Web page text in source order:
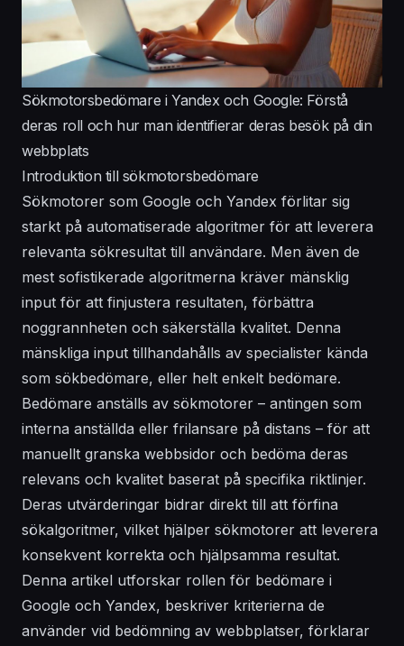
Sökmotorsbedömare i Yandex och Google: Förstå
deras roll och hur man identifierar deras besök på din
webbplats
Introduktion till sökmotorsbedömare
Sökmotorer som Google och Yandex förlitar sig
starkt på automatiserade algoritmer för att leverera
relevanta sökresultat till användare. Men även de
mest sofistikerade algoritmerna kräver mänsklig
input för att finjustera resultaten, förbättra
noggrannheten och säkerställa kvalitet. Denna
mänskliga input tillhandahålls av specialister kända
som sökbedömare, eller helt enkelt bedömare.
Bedömare anställs av sökmotorer – antingen som
interna anställda eller frilansare på distans – för att
manuellt granska webbsidor och bedöma deras
relevans och kvalitet baserat på specifika riktlinjer.
Deras utvärderingar bidrar direkt till att förfina
sökalgoritmer, vilket hjälper sökmotorer att leverera
konsekvent korrekta och hjälpsamma resultat.
Denna artikel utforskar rollen för bedömare i
Google och Yandex, beskriver kriterierna de
använder vid bedömning av webbplatser, förklarar